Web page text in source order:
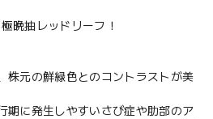
晩抽レッドリーフ！
株元の鮮緑色とのコントラストが美
期に発生しやすいさび症や肋部のア